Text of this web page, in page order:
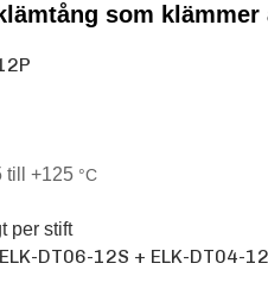
som
till +125 °C
per stift
ELK-DT06-12S + ELK-DT04-